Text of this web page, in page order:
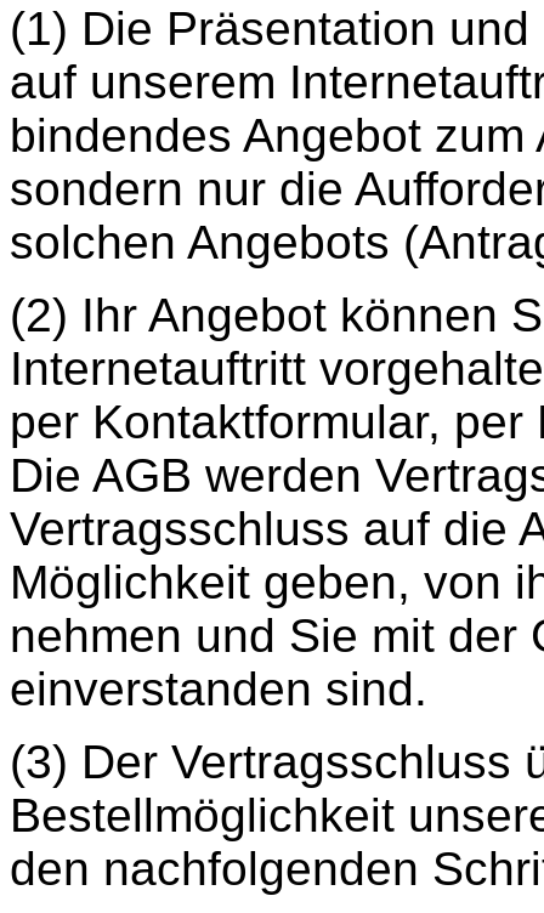
(1) Die Präsentation
auf unserem
bindendes Angebot
sondern nur die
solchen Angebots
(2) Ihr Angebot können
Internetauftritt
per Kontaktformular,
Die AGB werden
Vertragsschluss auf die
Möglichkeit geben, von
nehmen und Sie mit der
einverstanden sind.
(3) Der Vertragsschluss
Bestellmöglichkeit
den nachfolgenden